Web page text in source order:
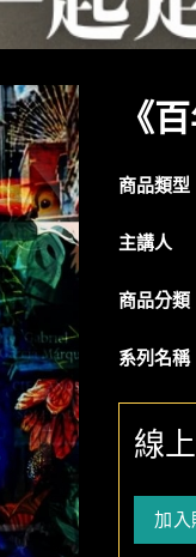
《
商品類型
主講人
商品分類
系列名稱
線
加入